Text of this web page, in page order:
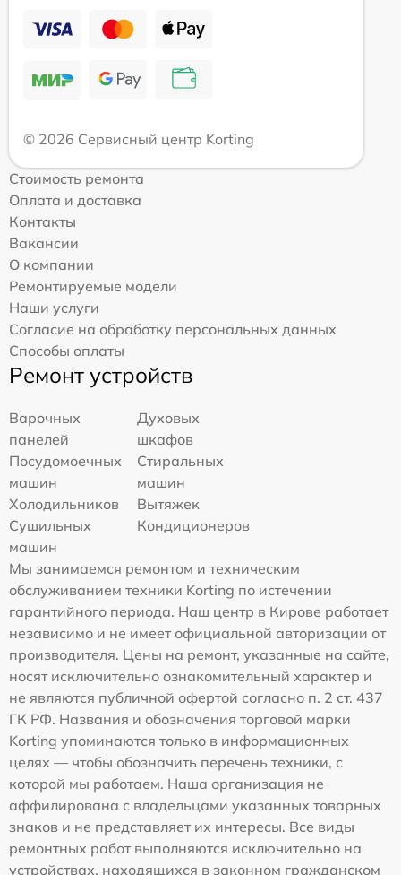
© 2026 Сервисный центр Korting
Стоимость ремонта
Оплата и доставка
Контакты
Вакансии
О компании
Ремонтируемые модели
Наши услуги
Согласие на обработку персональных данных
Способы оплаты
Ремонт устройств
Варочных
панелей
Духовых
шкафов
Посудомоечных
машин
Стиральных
машин
Холодильников
Вытяжек
Сушильных
машин
Кондиционеров
Мы занимаемся ремонтом и техническим
обслуживанием техники Korting по истечении
гарантийного периода. Наш центр в Кирове работает
независимо и не имеет официальной авторизации от
производителя. Цены на ремонт, указанные на сайте,
носят исключительно ознакомительный характер и
не являются публичной офертой согласно п. 2 ст. 437
ГК РФ. Названия и обозначения торговой марки
Korting упоминаются только в информационных
целях — чтобы обозначить перечень техники, с
которой мы работаем. Наша организация не
аффилирована с владельцами указанных товарных
знаков и не представляет их интересы. Все виды
ремонтных работ выполняются исключительно на
устройствах, находящихся в законном гражданском